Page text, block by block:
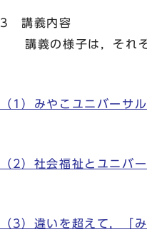
3 講義内容
講義の様子は，それぞ
（1）みやこユニバーサ
（2）社会福祉とユニバ
（3）違いを超えて，「